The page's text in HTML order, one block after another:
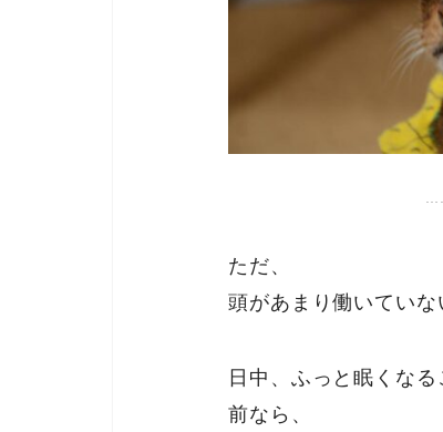
ただ、
頭があまり働いていな
日中、ふっと眠くなる
前なら、